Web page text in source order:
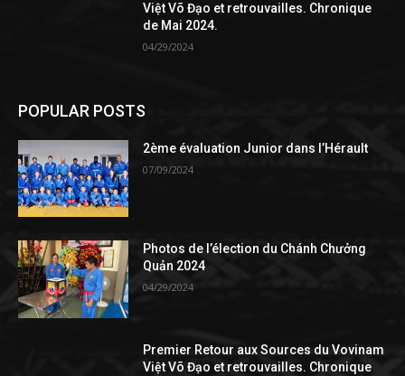
Việt Võ Đạo et retrouvailles. Chronique
de Mai 2024.
04/29/2024
POPULAR POSTS
2ème évaluation Junior dans l’Hérault
07/09/2024
Photos de l’élection du Chánh Chưởng
Quản 2024
04/29/2024
Premier Retour aux Sources du Vovinam
Việt Võ Đạo et retrouvailles. Chronique